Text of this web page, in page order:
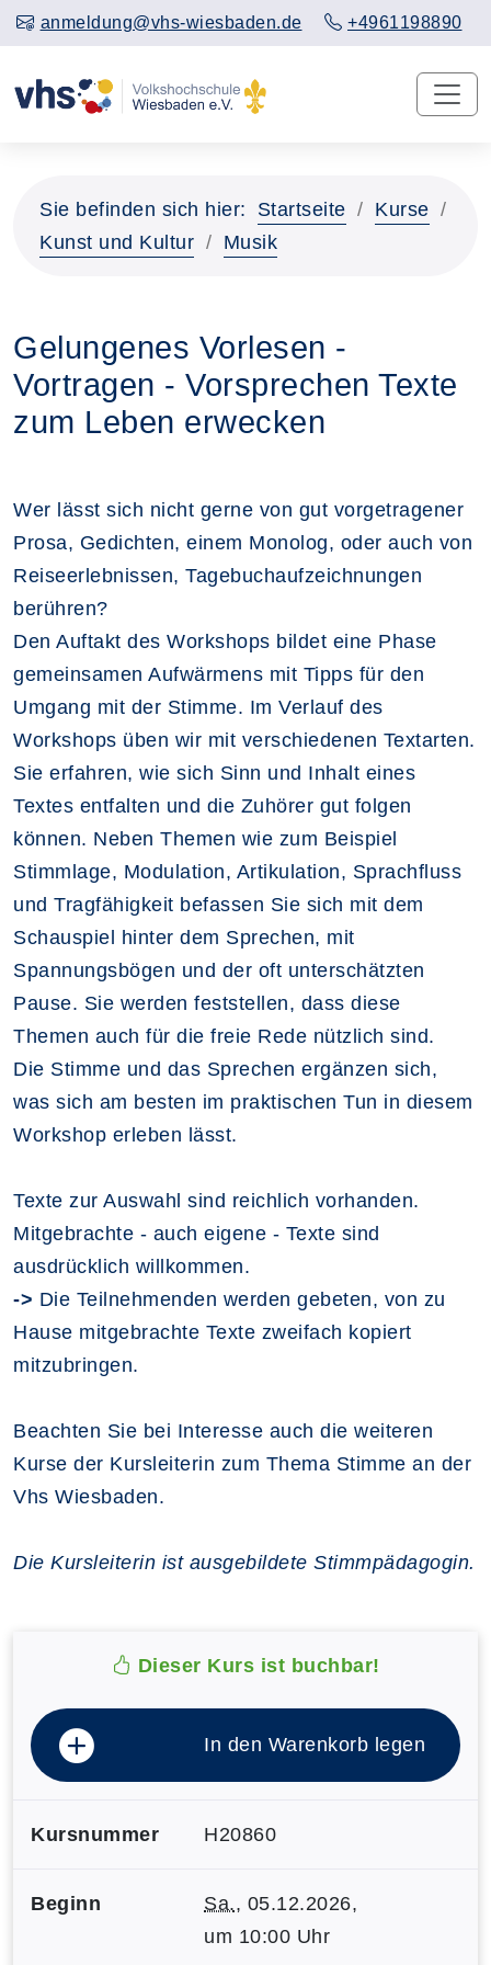
anmeldung@vhs-wiesbaden.de +4961198890
Sie befinden sich hier: Startseite
Kurse
Kunst und Kultur
Musik
Gelungenes Vorlesen -
Vortragen - Vorsprechen Texte
zum Leben erwecken
Wer lässt sich nicht gerne von gut vorgetragener
Prosa, Gedichten, einem Monolog, oder auch von
Reiseerlebnissen, Tagebuchaufzeichnungen
berühren?
Den Auftakt des Workshops bildet eine Phase
gemeinsamen Aufwärmens mit Tipps für den
Umgang mit der Stimme. Im Verlauf des
Workshops üben wir mit verschiedenen Textarten.
Sie erfahren, wie sich Sinn und Inhalt eines
Textes entfalten und die Zuhörer gut folgen
können. Neben Themen wie zum Beispiel
Stimmlage, Modulation, Artikulation, Sprachfluss
und Tragfähigkeit befassen Sie sich mit dem
Schauspiel hinter dem Sprechen, mit
Spannungsbögen und der oft unterschätzten
Pause. Sie werden feststellen, dass diese
Themen auch für die freie Rede nützlich sind.
Die Stimme und das Sprechen ergänzen sich,
was sich am besten im praktischen Tun in diesem
Workshop erleben lässt.
Texte zur Auswahl sind reichlich vorhanden.
Mitgebrachte - auch eigene - Texte sind
ausdrücklich willkommen.
-> Die Teilnehmenden werden gebeten, von zu
Hause mitgebrachte Texte zweifach kopiert
mitzubringen.
Beachten Sie bei Interesse auch die weiteren
Kurse der Kursleiterin zum Thema Stimme an der
Vhs Wiesbaden.
Die Kursleiterin ist ausgebildete Stimmpädagogin.
Dieser Kurs ist buchbar!
In den Warenkorb legen
Kursnummer H20860
Beginn Sa., 05.12.2026,
um 10:00 Uhr